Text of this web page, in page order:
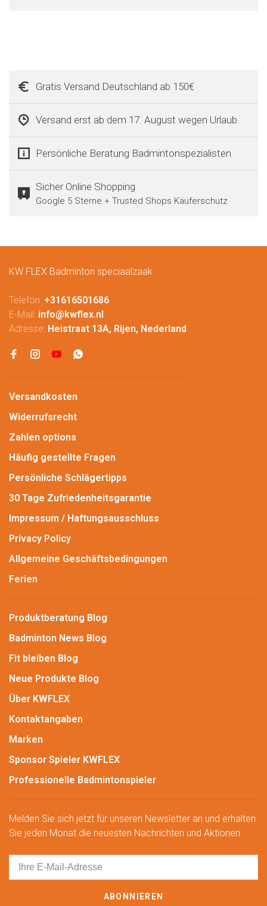
Gratis Versand Deutschland ab 150€
Versand erst ab dem 17. August wegen Urlaub.
Persönliche Beratung Badmintonspezialisten
Sicher Online Shopping
Google 5 Sterne + Trusted Shops Käuferschutz
KW FLEX Badminton speciaalzaak
Telefon: +31616501686
E-Mail: info@kwflex.nl
Adresse: Heistraat 13A, Rijen, Nederland
Versandkosten
Widerrufsrecht
Zahlen options
Häufig gestellte Fragen
Persönliche Schlägertipps
30 Tage Zufriedenheitsgarantie
Impressum / Haftungsausschluss
Privacy Policy
Allgemeine Geschäftsbedingungen
Ferien
Produktberatung Blog
Badminton News Blog
Fit bleiben Blog
Neue Produkte Blog
Über KWFLEX
Kontaktangaben
Marken
Sponsor Spieler KWFLEX
Professionelle Badmintonspieler
Melden Sie sich jetzt für unseren Newsletter an und erhalten
Sie jeden Monat die neuesten Nachrichten und Aktionen.
ABONNIEREN